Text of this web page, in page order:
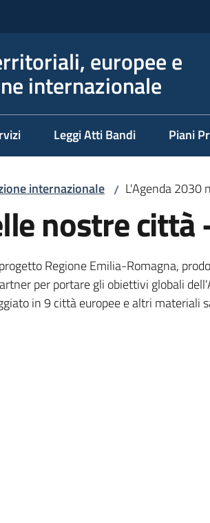
europee e
internazionale
Leggi Atti Bandi Piani
internazionale / L'Agenda 2030
nostre
Regione Emilia-Romagna,
per portare gli obiettivi globali
in 9 città europee e altri materiali